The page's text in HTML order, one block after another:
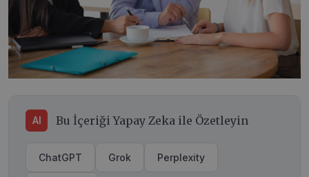
AI Bu İçeriği Yapay Zeka ile Özetleyin
ChatGPT Grok Perplexity